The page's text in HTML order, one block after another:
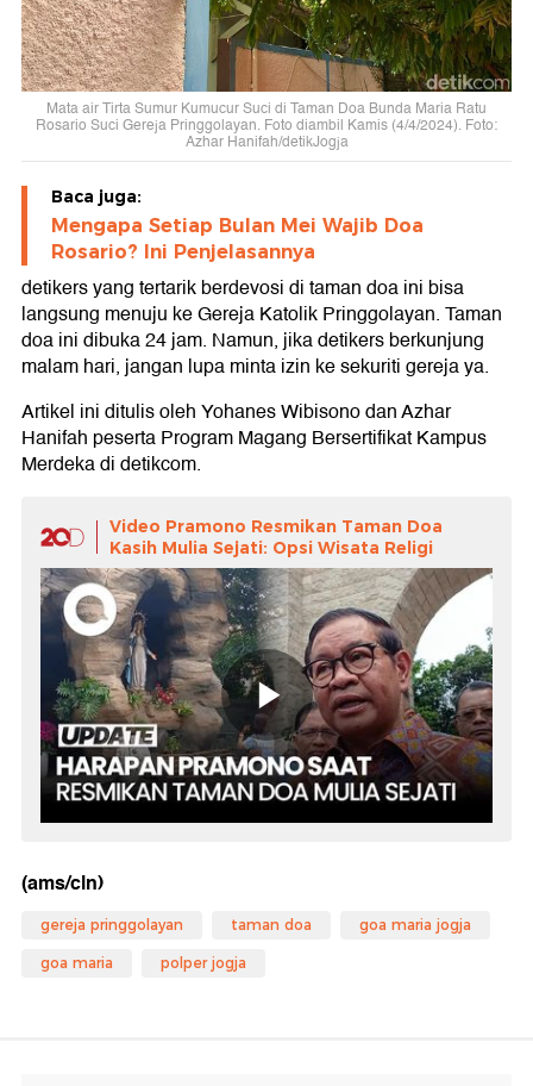
Mata air Tirta Sumur Kumucur Suci di Taman Doa Bunda Maria Ratu
Rosario Suci Gereja Pringgolayan. Foto diambil Kamis (4/4/2024). Foto:
Azhar Hanifah/detikJogja
Baca juga:
Mengapa Setiap Bulan Mei Wajib Doa
Rosario? Ini Penjelasannya
detikers yang tertarik berdevosi di taman doa ini bisa
langsung menuju ke Gereja Katolik Pringgolayan. Taman
doa ini dibuka 24 jam. Namun, jika detikers berkunjung
malam hari, jangan lupa minta izin ke sekuriti gereja ya.
Artikel ini ditulis oleh Yohanes Wibisono dan Azhar
Hanifah peserta Program Magang Bersertifikat Kampus
Merdeka di detikcom.
Video Pramono Resmikan Taman Doa
Kasih Mulia Sejati: Opsi Wisata Religi
(ams/cln)
gereja pringgolayan taman doa goa maria jogja
goa maria polper jogja